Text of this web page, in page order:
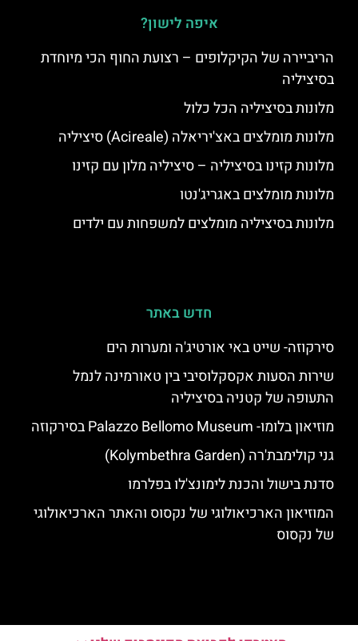
איפה לישון?
הריביירה של הקיקלופים – רצועת החוף הכי מיוחדת
בסיציליה
מלונות בסיציליה הכל כלול
מלונות מומלצים באצ'יריאלה (Acireale) סיציליה
מלונות קזינו בסיציליה – סיציליה מלון עם קזינו
מלונות מומלצים באגריג'נטו
מלונות בסיציליה מומלצים למשפחות עם ילדים
חדש באתר
סירקוזה- שייט באי אורטיג'ה ומערות הים
שירות הסעות אקסקלוסיבי בין טאורמינה לנמל
התעופה של קטניה בסיציליה
מוזיאון בלומו- Palazzo Bellomo Museum בסירקוזה
גני קולימבת'רה (Kolymbethra Garden)
סדנת בישול והכנת לימונצ'לו בפלרמו
המוזיאון הארכיאולוגי של נקסוס והאתר הארכיאולוגי
של נקסוס